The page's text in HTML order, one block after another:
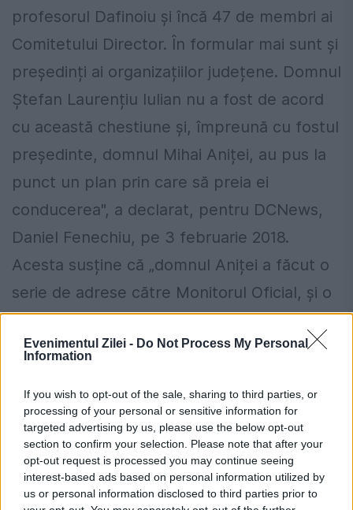
Evenimentul Zilei - Do Not Process My Personal
Information
If you wish to opt-out of the sale, sharing to third parties, or
processing of your personal or sensitive information for
targeted advertising by us, please use the below opt-out
section to confirm your selection. Please note that after your
opt-out request is processed you may continue seeing
interest-based ads based on personal information utilized by
us or personal information disclosed to third parties prior to
profesorul Dafinoiu și încă 47 de membri ai
Comitetului Director. În formular mai sunt și
președinți ai organizațiilor județene. Domnul
Ștefan Laurențiu Iulian nu a fost de acord
cu această chestiune și, împreună cu fostul
președinte, domnul Mihai Aniței, au pus la
punct un plan prin care să preia ei
conducerea", a declarat, pentru DCNews,
Daniel Fenechiu, pe 3 februarie 2018.
Acesta susține că „domnul Aniței a făcut o
serie de adrese către Monitorul Oficial, și o
grămadă de plângeri penale, și de cereri în
instanță, și așa mai departe, și a reușit să
Între timp, s-a terminat un proces în care
instanța de judecată a apreciat că
hotărârea prin care s-a dispus convocarea
Congresului este o hotărâre prezumată